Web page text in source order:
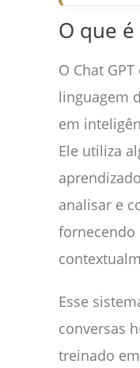
O que é
O Chat
linguagem
em
Ele utiliza
analisar e
fornecendo
Esse
conversas
treinado